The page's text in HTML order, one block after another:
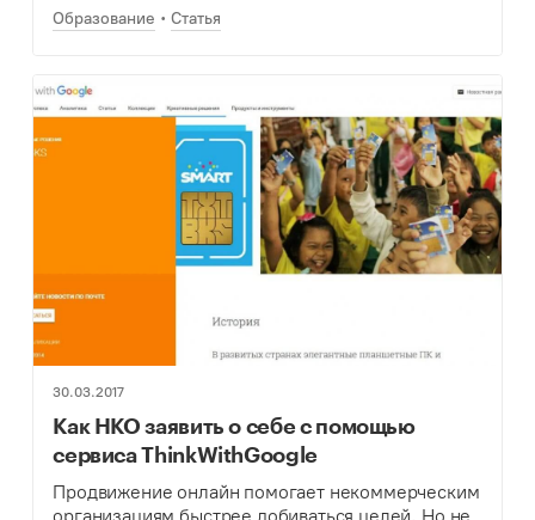
Образование Статья
30.03.2017
Как НКО заявить о себе с помощью
сервиса ThinkWithGoogle
Продвижение онлайн помогает некоммерческим